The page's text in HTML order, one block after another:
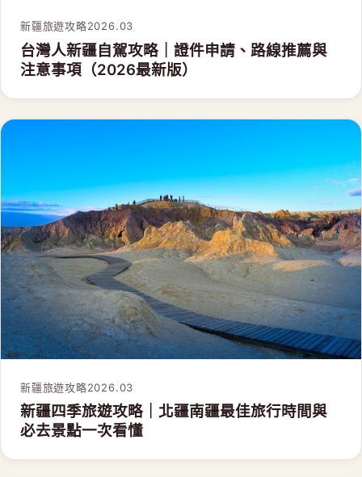
新疆旅遊攻略2026.03
台灣人新疆自駕攻略｜證件申請、路線推薦與
注意事項（2026最新版）
新疆旅遊攻略2026.03
新疆四季旅遊攻略｜北疆南疆最佳旅行時間與
必去景點一次看懂